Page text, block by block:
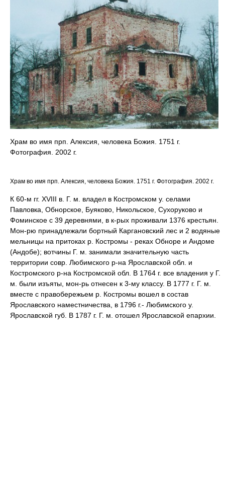
Храм во имя прп. Алексия, человека Божия. 1751 г.
Фотография. 2002 г.
Храм во имя прп. Алексия, человека Божия. 1751 г. Фотография. 2002 г.
К 60-м гг. XVIII в. Г. м. владел в Костромском у. селами
Павловка, Обнорское, Буяково, Никольское, Сухоруково и
Фоминское с 39 деревнями, в к-рых проживали 1376 крестьян.
Мон-рю принадлежали бортный Каргановский лес и 2 водяные
мельницы на притоках р. Костромы - реках Обноре и Андоме
(Андобе); вотчины Г. м. занимали значительную часть
территории совр. Любимского р-на Ярославской обл. и
Костромского р-на Костромской обл. В 1764 г. все владения у Г.
м. были изъяты, мон-рь отнесен к 3-му классу. В 1777 г. Г. м.
вместе с правобережьем р. Костромы вошел в состав
Ярославского наместничества, в 1796 г.- Любимского у.
Ярославской губ. В 1787 г. Г. м. отошел Ярославской епархии.